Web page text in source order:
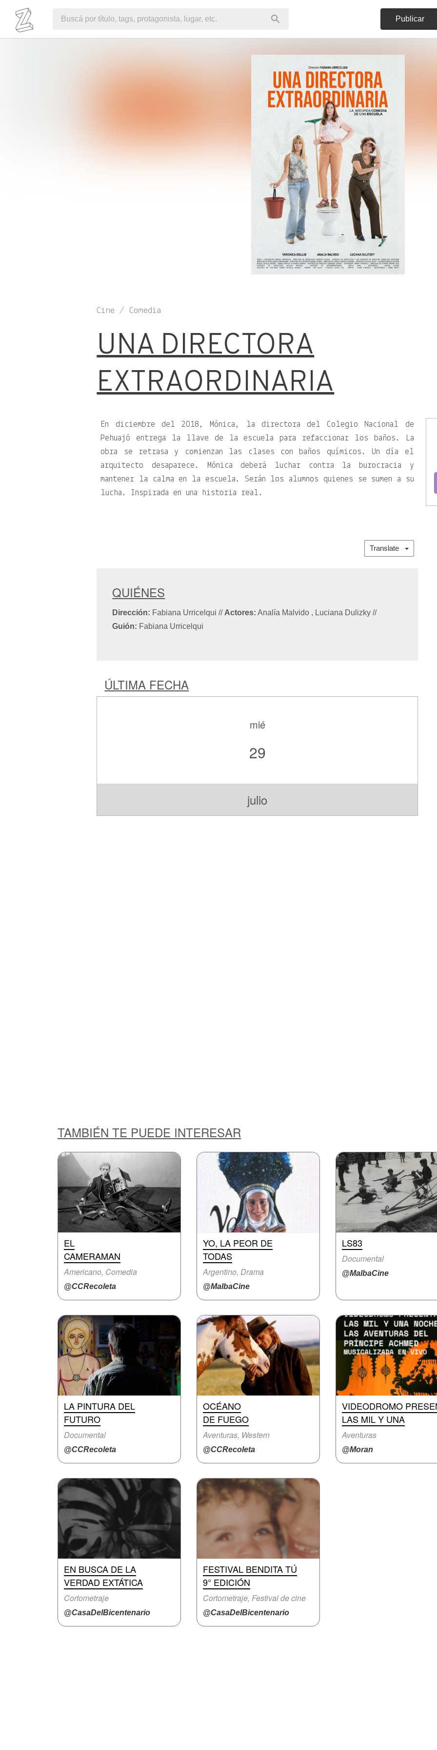
Publicar
Cine / Comedia
UNA DIRECTORA
EXTRAORDINARIA
En diciembre del 2018, Mónica, la directora del Colegio Nacional de
Pehuajó entrega la llave de la escuela para refaccionar los baños. La
obra se retrasa y comienzan las clases con baños químicos. Un día el
arquitecto desaparece. Mónica deberá luchar contra la burocracia y
mantener la calma en la escuela. Serán los alumnos quienes se sumen a su
lucha. Inspirada en una historia real.
Translate
QUIÉNES
Dirección: Fabiana Urricelqui// Actores: Analía Malvido , Luciana Dulizky//
Guión: Fabiana Urricelqui
ÚLTIMA FECHA
mié
29
julio
TAMBIÉN TE PUEDE INTERESAR
EL
CAMERAMAN
Americano, Comedia
@CCRecoleta
YO, LA PEOR DE
TODAS
Argentino, Drama
@MalbaCine
LS83
Documental
@MalbaCine
LA PINTURA DEL
FUTURO
Documental
@CCRecoleta
OCÉANO
DE FUEGO
Aventuras, Western
@CCRecoleta
VIDEODROMO
LAS MIL Y UNA
Aventuras
@Moran
EN BUSCA DE LA
VERDAD EXTÁTICA
Cortometraje
@CasaDelBicentenario
FESTIVAL BENDITA TÚ
9° EDICIÓN
Cortometraje, Festival de cine
@CasaDelBicentenario